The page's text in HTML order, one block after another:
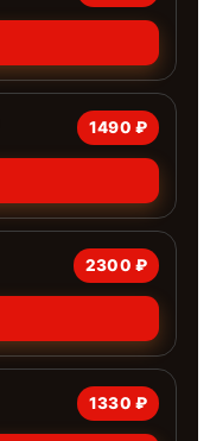
1490 ₽
2300 ₽
1330 ₽